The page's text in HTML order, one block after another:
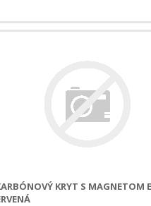
KRYT S MAGNETOM